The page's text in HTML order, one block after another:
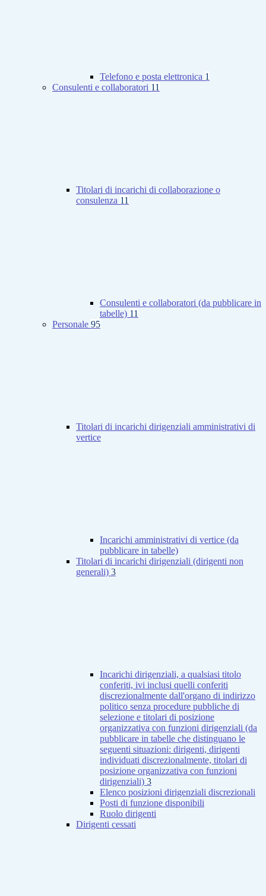
Telefono e posta elettronica 1
Consulenti e collaboratori 11
Titolari di incarichi di collaborazione o
consulenza 11
Consulenti e collaboratori (da pubblicare in
tabelle) 11
Personale 95
Titolari di incarichi dirigenziali amministrativi di
vertice
Incarichi amministrativi di vertice (da
pubblicare in tabelle)
Titolari di incarichi dirigenziali (dirigenti non
generali) 3
Incarichi dirigenziali, a qualsiasi titolo
conferiti, ivi inclusi quelli conferiti
discrezionalmente dall'organo di indirizzo
politico senza procedure pubbliche di
selezione e titolari di posizione
organizzativa con funzioni dirigenziali (da
pubblicare in tabelle che distinguano le
seguenti situazioni: dirigenti, dirigenti
individuati discrezionalmente, titolari di
posizione organizzativa con funzioni
dirigenziali) 3
Elenco posizioni dirigenziali discrezionali
Posti di funzione disponibili
Ruolo dirigenti
Dirigenti cessati